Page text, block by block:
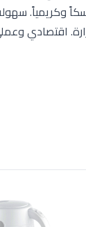
وكريمياً.
اقتصادي